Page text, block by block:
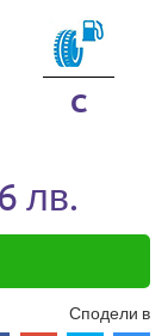
C
лв.
Сподели в